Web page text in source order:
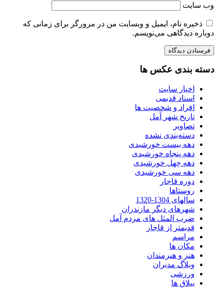
وب‌ سایت
ذخیره نام، ایمیل و وبسایت من در مرورگر برای زمانی که
دوباره دیدگاهی می‌نویسم.
دسته بندی عکس ها
اخبار سایت
اسناد قدیمی
افراد و شخصیت ها
تاریخ شهر آمل
تصاویر
دسته‌بندی نشده
دهه بیست خورشیدی
دهه پنجاه خورشیدی
دهه چهل خورشیدی
دهه سی خورشیدی
دوره قاجار
روستاها
سالهای 1304-1320
شهرهای دیگر مازندران
ضرب المثل های مردم آمل
قدیمتر از قاجار
مراسم
مکان ها
هنر و هنرمندان
وبلاگ مدیران
ورزشی
ییلاق ها